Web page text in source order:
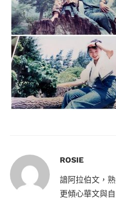
ROSIE
諳阿拉伯文，
更傾心華文與